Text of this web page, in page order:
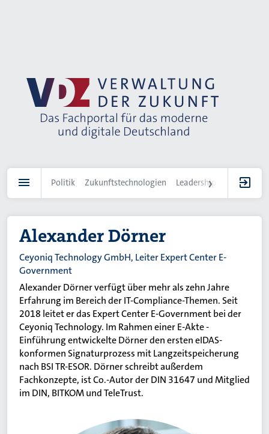
Politik Zukunftstechnologien Leadership IT-
Alexander Dörner
Ceyoniq Technology GmbH, Leiter Expert Center E-
Government
Alexander Dörner verfügt über mehr als zehn Jahre
Erfahrung im Bereich der IT-Compliance-Themen. Seit
2018 leitet er das Expert Center E-Government bei der
Ceyoniq Technology. Im Rahmen einer E-Akte -
Einführung entwickelte Dörner den ersten eIDAS-
konformen Signaturprozess mit Langzeitspeicherung
nach BSI TR-ESOR. Dörner schreibt außerdem
Fachkonzepte, ist Co.-Autor der DIN 31647 und Mitglied
im DIN, BITKOM und TeleTrust.